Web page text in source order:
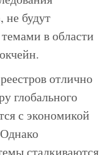
не будут
в области
отлично
глобального
с экономикой